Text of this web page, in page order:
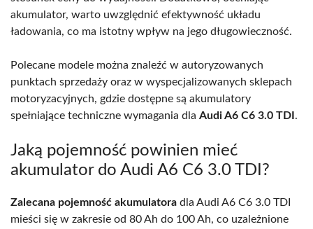
akumulator, warto uwzględnić efektywność układu
ładowania, co ma istotny wpływ na jego długowieczność.
Polecane modele można znaleźć w autoryzowanych
punktach sprzedaży oraz w wyspecjalizowanych sklepach
motoryzacyjnych, gdzie dostępne są akumulatory
spełniające techniczne wymagania dla Audi A6 C6 3.0 TDI .
Jaką pojemność powinien mieć
akumulator do Audi A6 C6 3.0 TDI?
Zalecana pojemność akumulatora dla Audi A6 C6 3.0 TDI
mieści się w zakresie od 80 Ah do 100 Ah, co uzależnione